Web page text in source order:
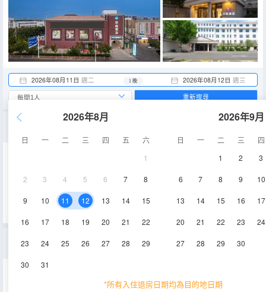
2026年08月11日 週二 2026年08月12日 週三
1 晚
2026年8月
日 一 二 三 四 五
六
1
2 3 4 5 6 7 8
9 10 11 12 13 14 15
16 17 18 19 20 21 22
23 24 25 26 27 28 29
30 31
2026年9月
日 一 二 三
四
1
2 3
6 7 8 9 10
13 14 15 16 17
20 21 22 23 24
27 28 29 30
*所有入住退房日期均為目的地日期
重新搜尋
空調
大床房[55寸投屏電視+金可兒床墊]
17㎡ 1-5層 空調